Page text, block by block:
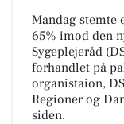
Mandag stemte
65% imod den
Sygeplejeråd
forhandlet på
organistaion,
Regioner og
siden.